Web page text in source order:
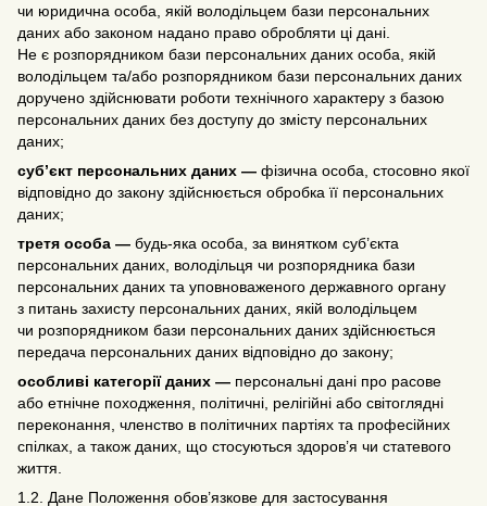
чи юридична особа, якій володільцем бази персональних
даних або законом надано право обробляти ці дані.
Не є розпорядником бази персональних даних особа, якій
володільцем та/або розпорядником бази персональних даних
доручено здійснювати роботи технічного характеру з базою
персональних даних без доступу до змісту персональних
даних;
суб’єкт персональних даних — фізична особа, стосовно якої
відповідно до закону здійснюється обробка її персональних
даних;
третя особа — будь-яка особа, за винятком суб’єкта
персональних даних, володільця чи розпорядника бази
персональних даних та уповноваженого державного органу
з питань захисту персональних даних, якій володільцем
чи розпорядником бази персональних даних здійснюється
передача персональних даних відповідно до закону;
особливі категорії даних — персональні дані про расове
або етнічне походження, політичні, релігійні або світоглядні
переконання, членство в політичних партіях та професійних
спілках, а також даних, що стосуються здоров’я чи статевого
життя.
1.2. Дане Положення обов’язкове для застосування